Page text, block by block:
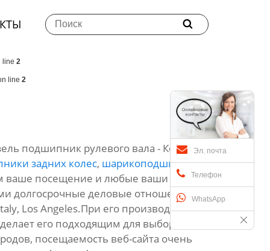

Эл. почта
Телефон
WhatsApp
line 2
line 2
подшипник рулевого вала - Компания
задних колес, шарикоподшипник
ваше посещение и любые ваши запросы,
долгосрочные деловые отношения.
Los Angeles.При его производстве
его подходящим для выбора
посещаемость веб-сайта очень